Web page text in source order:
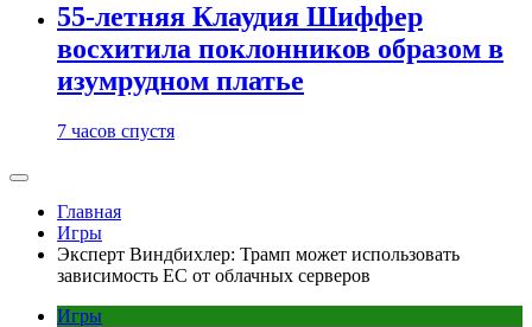
55-летняя Клаудия Шиффер
восхитила поклонников образом в
изумрудном платье
7 часов спустя
Главная
Игры
Эксперт Виндбихлер: Трамп может использовать
зависимость ЕС от облачных серверов
Игры